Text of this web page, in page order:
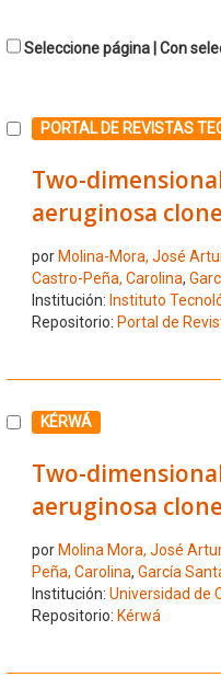
Seleccione página | Con
Seleccione el número de
PORTAL DE REVISTAS
Two-
aeruginosa
por Molina-Mora, José
Castro-Peña, Carolina,
Institución: Instituto
Repositorio: Portal de
Seleccione el número de
KÉRWÁ
Two-
aeruginosa
por Molina Mora, José
Peña, Carolina, García
Institución: Universidad de
Repositorio: Kérwá